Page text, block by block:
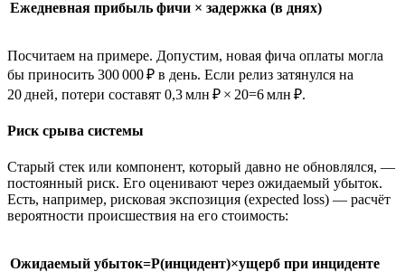
Ежедневная прибыль фичи × задержка (в днях)
Посчитаем на примере. Допустим, новая фича оплаты могла
бы приносить 300 000 ₽ в день. Если релиз затянулся на
20 дней, потери составят 0,3 млн ₽ × 20=6 млн ₽.
Риск срыва системы
Старый стек или компонент, который давно не обновлялся, —
постоянный риск. Его оценивают через ожидаемый убыток.
Есть, например, рисковая экспозиция (expected loss) — расчёт
вероятности происшествия на его стоимость:
Ожидаемый убыток=P(инцидент)×ущерб при инциденте